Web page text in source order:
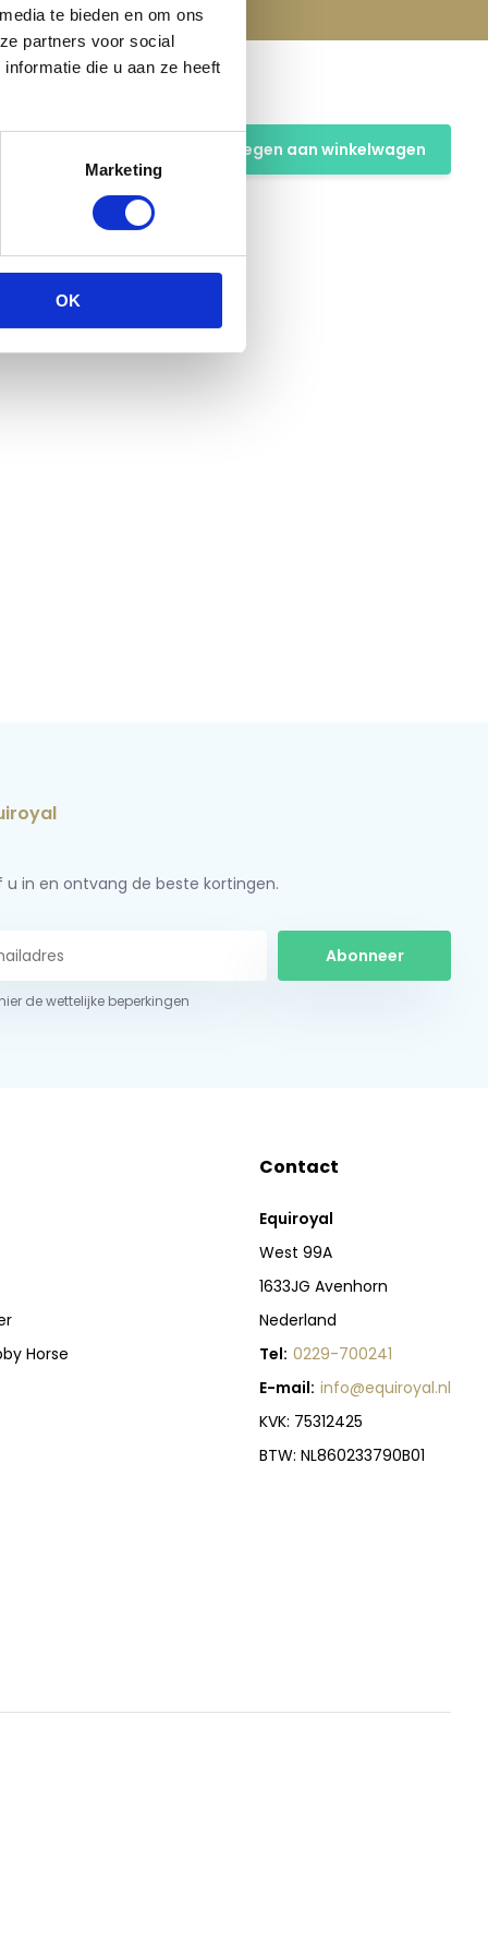
te bieden en om ons
partners voor social
die u aan ze heeft
Marketing
OK
Toevoegen aan winkelwagen
u in en ontvang de beste kortingen.
Abonneer
de wettelijke beperkingen
Horse
Contact
Equiroyal
West 99A
1633JG Avenhorn
Nederland
Tel: 0229-700241
E-mail: info@equiroyal.nl
KVK: 75312425
BTW: NL860233790B01